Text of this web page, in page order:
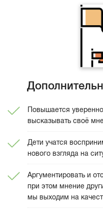
Повышается
высказывать своё
Дети учатся
нового взгляда на
Аргументировать и
при этом мнение
мы выходим на